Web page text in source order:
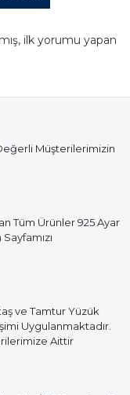
ilk yorumu yapan
Müşterilerimizin
Tüm Ürünler 925 Ayar
ve Tamtur Yüzük
Uygulanmaktadır.
Aittir